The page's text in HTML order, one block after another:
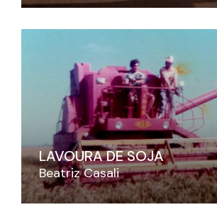
LAVOURA DE SOJA
Beatriz Casali